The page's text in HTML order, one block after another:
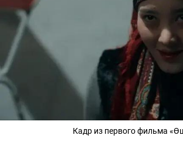
Кадр из первого фильма